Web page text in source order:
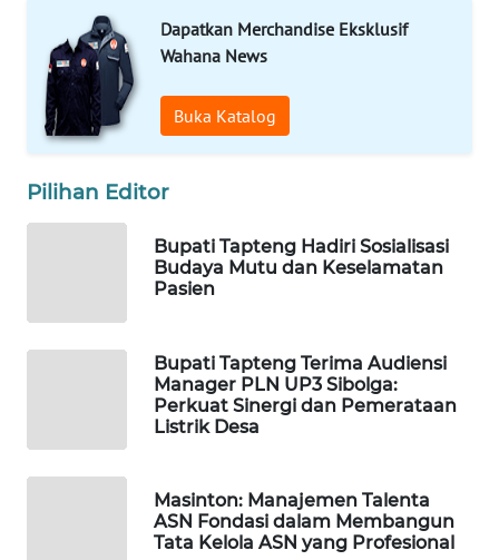
Dapatkan Merchandise Eksklusif
Wahana News
Buka Katalog
Pilihan Editor
Bupati Tapteng Hadiri Sosialisasi
Budaya Mutu dan Keselamatan
Pasien
Bupati Tapteng Terima Audiensi
Manager PLN UP3 Sibolga:
Perkuat Sinergi dan Pemerataan
Listrik Desa
Masinton: Manajemen Talenta
ASN Fondasi dalam Membangun
Tata Kelola ASN yang Profesional
OTOMOTIF
WAHANA
HEALTH
WAHANA
DESA
WISATA
Wahana
LISTRIK